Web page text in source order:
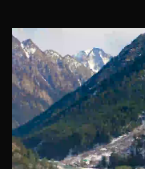
Video
Player